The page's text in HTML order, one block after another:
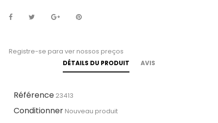
Registre-se para ver nossos preços
DÉTAILS DU PRODUIT AVIS
Référence 23413
Conditionner Nouveau produit